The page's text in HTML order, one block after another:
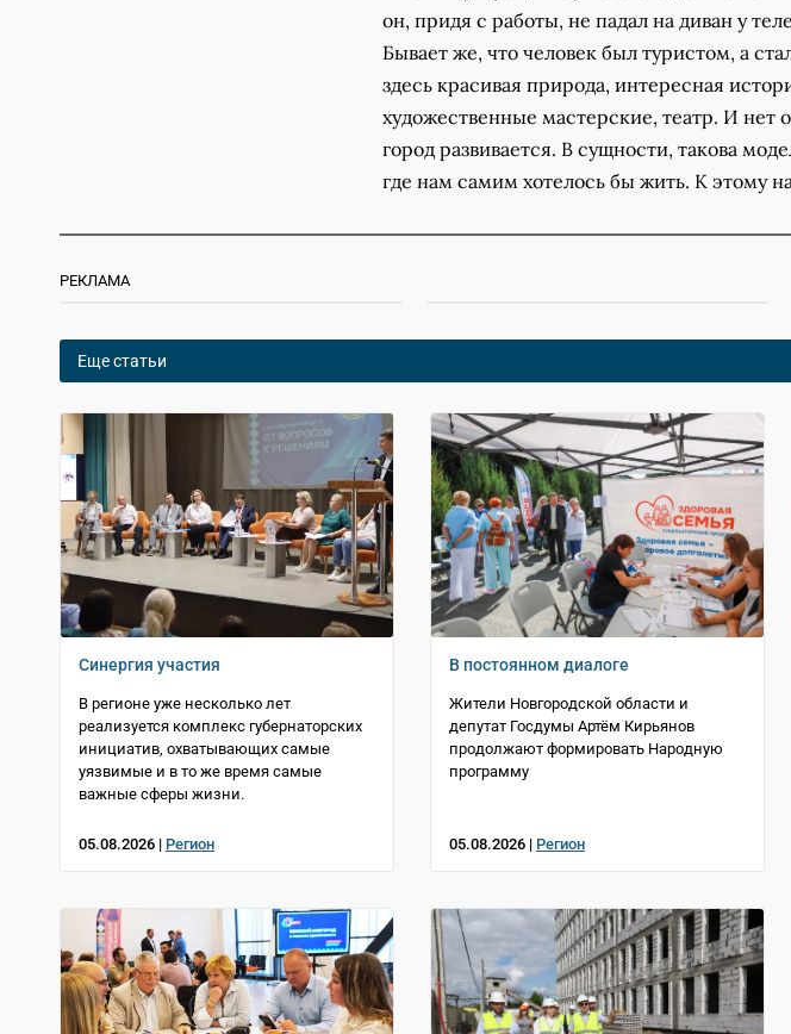
он, придя с работы, не падал на диван у
Бывает же, что человек был туристом, а
здесь красивая природа, интересная
художественные мастерские, театр. И
город развивается. В сущности, такова
где нам самим хотелось бы жить. К этому
РЕКЛАМА
Еще статьи
Синергия участия
В регионе уже несколько лет
реализуется комплекс губернаторских
инициатив, охватывающих самые
уязвимые и в то же время самые
важные сферы жизни.
05.08.2026 | Регион
В постоянном диалоге
Жители Новгородской области и
депутат Госдумы Артём Кирьянов
продолжают формировать Народную
программу
05.08.2026 | Регион